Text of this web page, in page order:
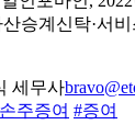
승계신탁·서
세무사
주증여 #증여